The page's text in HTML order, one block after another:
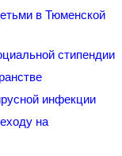
в Тюменской
стипендии
инфекции
на